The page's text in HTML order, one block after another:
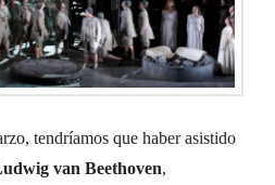
tendríamos que haber asistido
van Beethoven,